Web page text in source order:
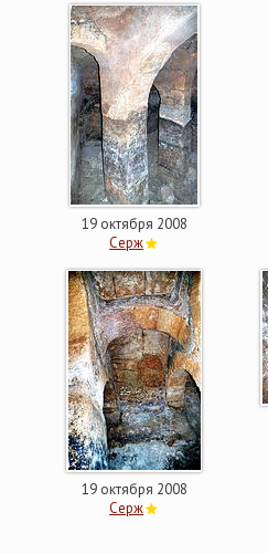
19 октября 2008
Серж
19 октября 2008
Серж